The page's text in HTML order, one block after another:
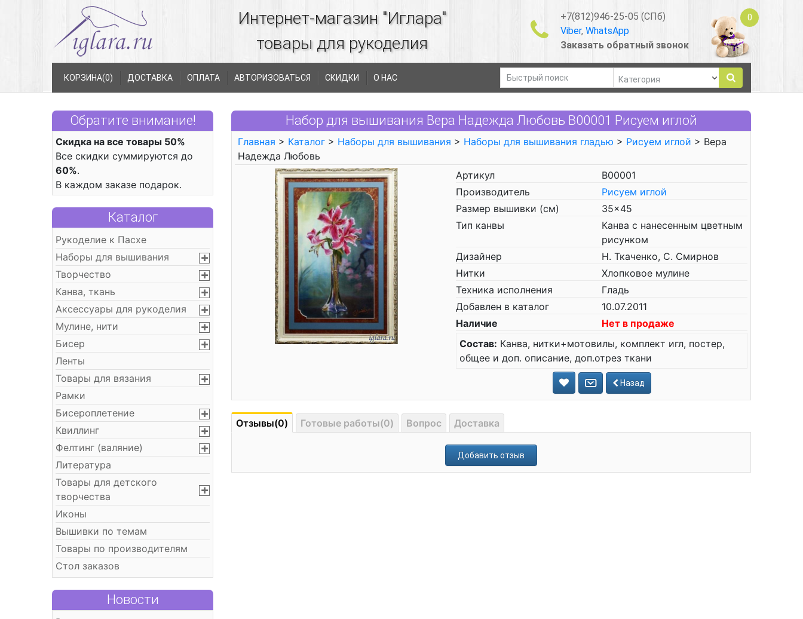
Интернет-магазин "Иглара"
товары для рукоделия
+7(812)946-25-05 (СПб)
Viber, WhatsApp
Заказать обратный звонок
0
КОРЗИНА(0) ДОСТАВКА ОПЛАТА АВТОРИЗОВАТЬСЯ СКИДКИ О НАС
Обратите внимание!
Скидка на все товары 50%
Все скидки суммируются до
60%.
В каждом заказе подарок.
Каталог
Рукоделие к Пасхе
Наборы для вышивания
Творчество
Канва, ткань
Аксессуары для рукоделия
Мулине, нити
Бисер
Ленты
Товары для вязания
Рамки
Бисероплетение
Квиллинг
Фелтинг (валяние)
Литература
Товары для детского
творчества
Иконы
Вышивки по темам
Товары по производителям
Стол заказов
Новости
Набор для вышивания Вера Надежда Любовь В00001 Рисуем иглой
Главная > Каталог > Наборы для вышивания > Наборы для вышивания гладью > Рисуем иглой > Вера
Надежда Любовь
Артикул
В00001
Производитель
Рисуем иглой
Размер вышивки (см)
35x45
Тип канвы
Канва с нанесенным цветным
рисунком
Дизайнер
Н. Ткаченко, С. Смирнов
Нитки
Хлопковое мулине
Техника исполнения
Гладь
Добавлен в каталог
10.07.2011
Наличие
Нет в продаже
Состав: Канва, нитки+мотовилы, комплект игл, постер,
общее и доп. описание, доп.отрез ткани
Назад
Отзывы(0) Готовые работы(0) Вопрос Доставка
Добавить отзыв